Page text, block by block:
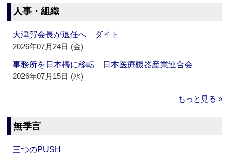
人事・組織
大津賀会長が退任へ ダイト
2026年07月24日 (金)
事務所を日本橋に移転 日本医療機器産業連合会
2026年07月15日 (水)
もっと見る »
無季言
三つのPUSH